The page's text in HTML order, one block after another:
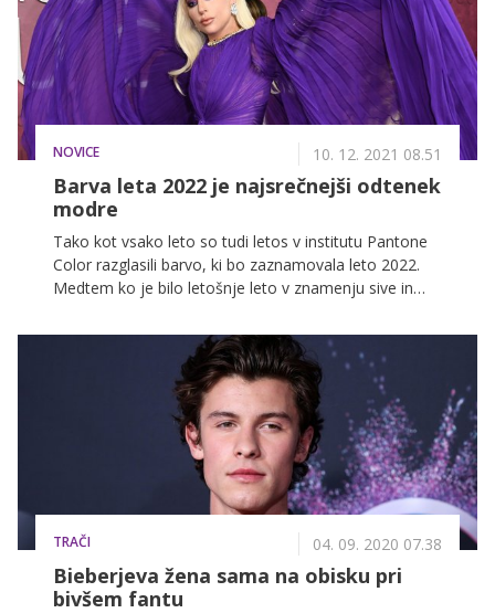
ter slavnih hollywoodskih parov, kot sta Shawn
Mendes in Camilla Cabelo ali Jennifer Lopez in Alex
Rodriguez.
NOVICE 10. 12. 2021 08.51
Barva leta 2022 je najsrečnejši odtenek
modre
Tako kot vsako leto so tudi letos v institutu Pantone
Color razglasili barvo, ki bo zaznamovala leto 2022.
Medtem ko je bilo letošnje leto v znamenju sive in
barvi 'Very peri', ki je svoj prihod napovedala že letos.
Gre namreč za odtenek, ki so ga nosile številne
zvezdnice, kar je le še dodatna potrditev novega
vročega trenda, ki je pred nami.
TRAČI 04. 09. 2020 07.38
Bieberjeva žena sama na obisku pri
bivšem fantu